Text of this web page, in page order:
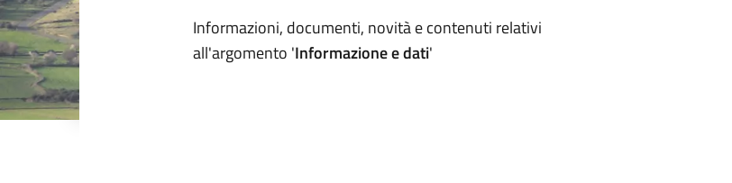
Dettagli argomento
Informazioni, documenti, novità e contenuti relativi
all'argomento 'Informazione e dati'